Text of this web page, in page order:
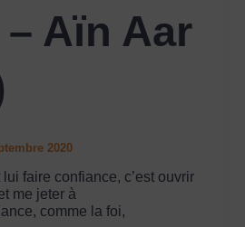
Aïn Aar
2020
faire confiance, c’est ouvrir
me jeter à
comme la foi,